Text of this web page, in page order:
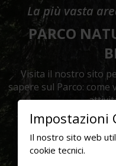
La più vasta
PARCO
Visita il nostro sito
sapere sul Parco:
Impostazioni
Il nostro sito web
cookie tecnici.